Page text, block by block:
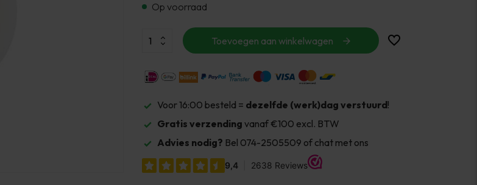
Op voorraad
Toevoegen aan winkelwagen
Voor 16:00 besteld = dezelfde (werk)dag verstuurd!
Gratis verzending vanaf €100 excl. BTW
Advies nodig? Bel 074-2505509 of chat met ons